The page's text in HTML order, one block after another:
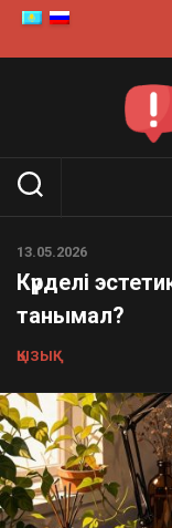
Skip
content
13.05.2026
Күрделі
танымал?
ҚЫЗЫҚ